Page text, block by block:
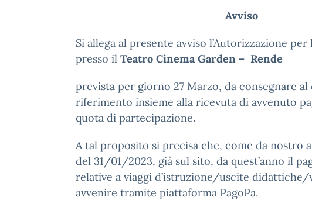
Avviso
Si allega al presente avviso l’Autorizzazione
presso il Teatro Cinema Garden – Rende
prevista per giorno 27 Marzo, da consegnare
riferimento insieme alla ricevuta di avvenuto
quota di partecipazione.
A tal proposito si precisa che, come da nostro
del 31/01/2023, già sul sito, da quest’anno il
relative a viaggi d’istruzione/uscite
avvenire tramite piattaforma PagoPa.